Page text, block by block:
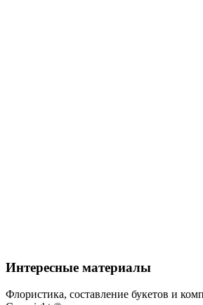
Интересные материалы
Флористика, составление букетов и